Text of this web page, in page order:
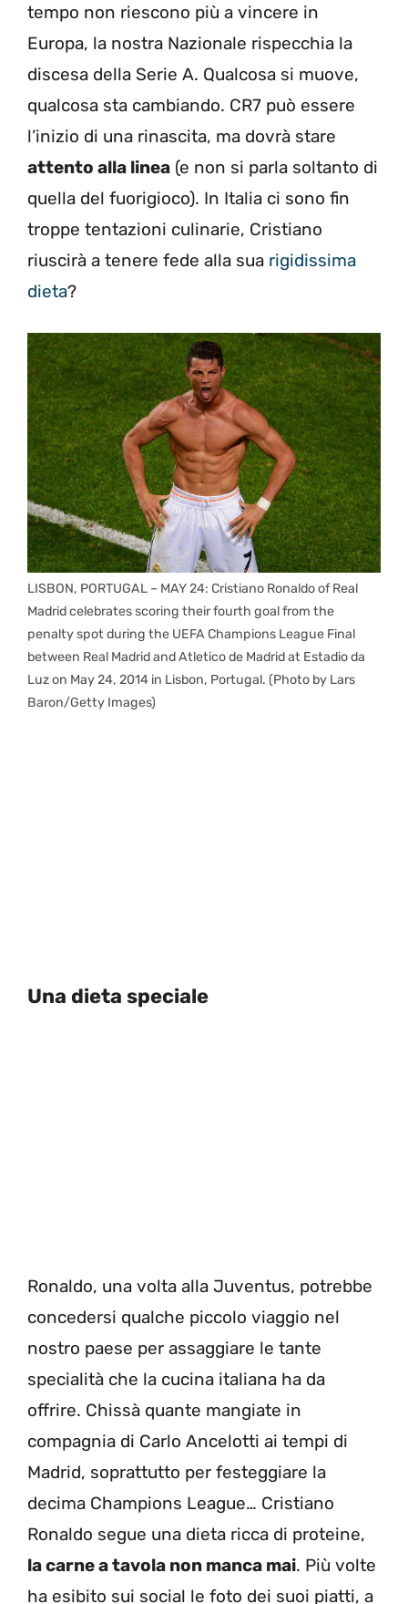
tempo non riescono più a vincere in
Europa, la nostra Nazionale rispecchia la
discesa della Serie A. Qualcosa si muove,
qualcosa sta cambiando. CR7 può essere
l’inizio di una rinascita, ma dovrà stare
attento alla linea (e non si parla soltanto di
quella del fuorigioco). In Italia ci sono fin
troppe tentazioni culinarie, Cristiano
riuscirà a tenere fede alla sua rigidissima
dieta?
LISBON, PORTUGAL – MAY 24: Cristiano Ronaldo of Real
Madrid celebrates scoring their fourth goal from the
penalty spot during the UEFA Champions League Final
between Real Madrid and Atletico de Madrid at Estadio da
Luz on May 24, 2014 in Lisbon, Portugal. (Photo by Lars
Baron/Getty Images)
Una dieta speciale
Ronaldo, una volta alla Juventus, potrebbe
concedersi qualche piccolo viaggio nel
nostro paese per assaggiare le tante
specialità che la cucina italiana ha da
offrire. Chissà quante mangiate in
compagnia di Carlo Ancelotti ai tempi di
Madrid, soprattutto per festeggiare la
decima Champions League… Cristiano
Ronaldo segue una dieta ricca di proteine,
la carne a tavola non manca mai. Più volte
ha esibito sui social le foto dei suoi piatti, a